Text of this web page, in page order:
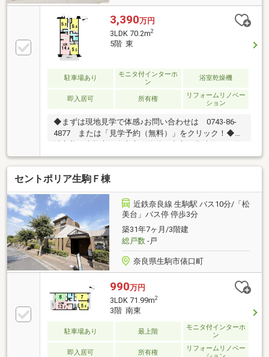
3,390万円
3LDK 70.2m2
5階 東
駐車場あり
モニタ付インターホ
ン
浴室乾燥機
即入居可 所有権
リフォームリノベー
ション
◆まずは現地見学で体感♪お問い合わせは 0743-86-
4877 または「見学予約（無料）」をクリック！◆地
件を取り扱っております◎インターネット未公開物件
も多数！生駒・奈良エリアでお探しの方は当社へお問
合せ下さい♪◆お住替えの方/売却検討の方必見！当社
では1社完結でお住替えをサポート。売却～購入～引
越までスムーズに☆ ◆住宅ローンのご相談もお任せ下
さい！お勤め先や勤続年数、ご年収等により、借り入
れ可能な金融機関は異なります。専任の住宅ローンア
ドバイザーがお客様に合った最適な金融機関をご紹介
します！
セントポリア生駒Ｆ棟
近鉄奈良線 生駒駅 バス10分/「松
美台」バス停 停歩3分
築31年7ヶ月/3階建
総戸数-戸
奈良県生駒市俵口町
990万円
3LDK 71.99m2
3階 南東
駐車場あり 最上階
モニタ付インターホ
ン
即入居可 所有権
リフォームリノベー